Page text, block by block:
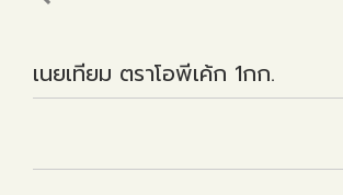
เนยเทียม ตราโอพีเค้ก 1กก.